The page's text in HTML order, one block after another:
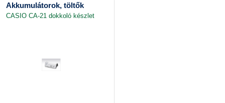
Akkumulátorok, töltők
CASIO CA-21 dokkoló készlet